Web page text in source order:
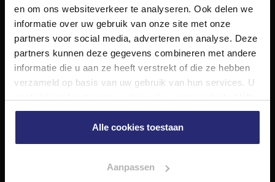
en om ons websiteverkeer te analyseren. Ook delen we
informatie over uw gebruik van onze site met onze
partners voor social media, adverteren en analyse. Deze
partners kunnen deze gegevens combineren met andere
informatie die u aan ze heeft verstrekt of die ze hebben
verzameld op basis van uw gebruik van hun services. U
gebruiken.
Alle cookies toestaan
Aanpassen
NET Makelaars
NET Makelaars is een modern makelaarskantoor met
decennialange ervaring in het vak en diepgaande kennis
van de huizenmarkt in Haarlem en omstreken.
Volg ons op